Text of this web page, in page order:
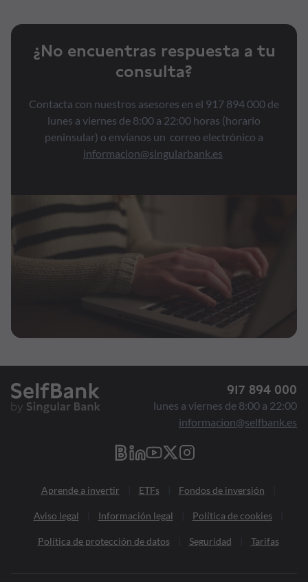
¿No encuentras respuesta a tu
consulta?
Contacta con nuestros asesores en el 917 894 000 de
lunes a viernes de 8:00 a 22:00 horas (horario
peninsular) o envíanos un correo electrónico a
informacion@singularbank.es
917 894 000
lunes a viernes de 8:00 a 22:00
informacion@selfbank.es
Aprende a invertir ETFs Fondos de inversión
Aviso legal Información legal Política de cookies
Política de protección de datos Seguridad Tarifas